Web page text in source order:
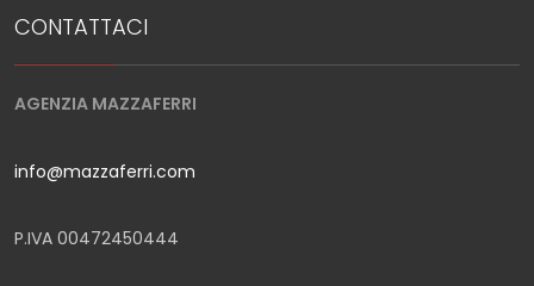
CONTATTACI
AGENZIA MAZZAFERRI
info@mazzaferri.com
P.IVA 00472450444